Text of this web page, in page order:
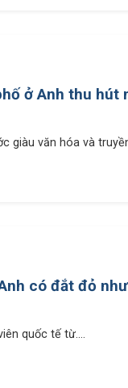
ở Anh thu hút
giàu văn hóa và
có đắt đỏ
quốc tế từ....